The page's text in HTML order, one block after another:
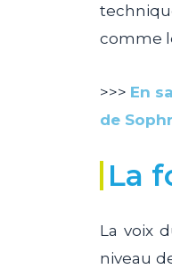
comme
>>> En
de
La
La voix
niveau